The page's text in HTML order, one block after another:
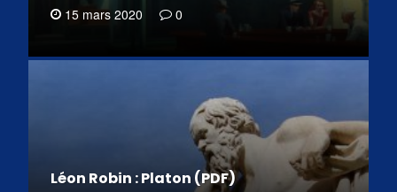
15 mars 2020 0
Léon Robin : Platon (PDF)